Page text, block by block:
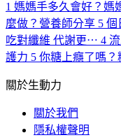
1 媽媽手多久會好？媽
麼做？營養師分享 5
吃對纖維 代謝更⋯ 4
護力 5 你糖上癮了嗎
關於生動力
關於我們
隱私權聲明